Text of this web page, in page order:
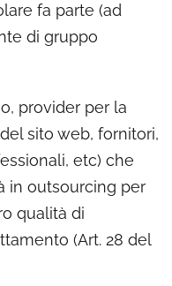
fa parte (ad
di gruppo
provider per la
sito web, fornitori,
etc) che
in outsourcing per
qualità di
(Art. 28 del